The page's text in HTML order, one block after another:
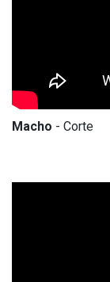
Macho - Corte